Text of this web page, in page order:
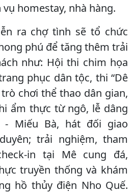
homestay, nhà hàng.
ra chợ tình sẽ tổ chức
phú để tăng thêm trải
như: Hội thi chim họa
phục dân tộc, thi “Dê
trò chơi thể thao dân gian,
ẩm thực từ ngô, lễ dâng
- Miếu Bà, hát đối giao
trải nghiệm, tham
in tại Mê cung đá,
truyền thống và khám
hồ thủy điện Nho Quế.